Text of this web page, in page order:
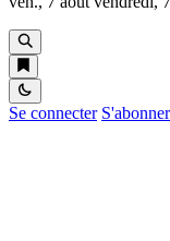
Se connecter S'abonner